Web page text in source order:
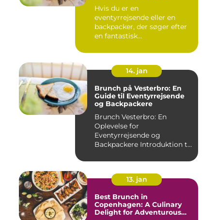
Hvis du er en
eventyrrejsende eller en
backpacker, der søger efter
en fantastisk
14. jan
Brunch på Vesterbro: En
Guide til Eventyrrejsende
og Backpackere
Brunch Vesterbro: En
Oplevelse for
Eventyrrejsende og
Backpackere Introduktion til
13. jan
Best Brunch in
Copenhagen: A Culinary
Delight for Adventurous